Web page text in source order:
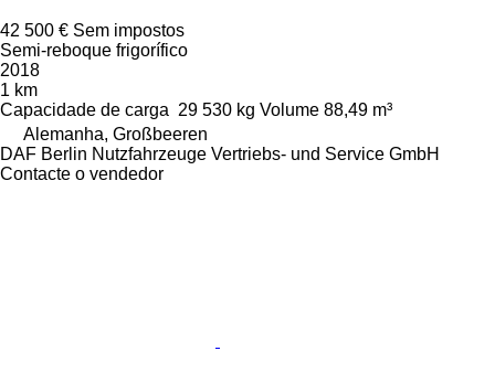
42 500 € Sem impostos
Semi-reboque frigorífico
2018
1 km
Capacidade de carga 29 530 kg Volume 88,49 m³
Alemanha, Großbeeren
DAF Berlin Nutzfahrzeuge Vertriebs- und Service GmbH
Contacte o vendedor